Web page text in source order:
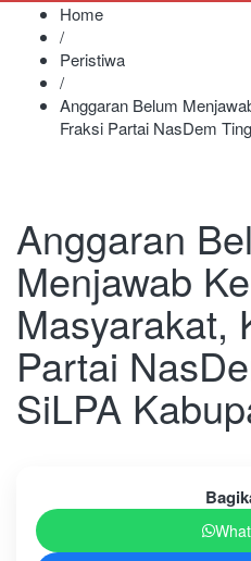
Home
/
Peristiwa
/
Anggaran Belum
Fraksi Partai NasDem
Anggaran
Menjawab
Masyarakat,
Partai
SiLPA